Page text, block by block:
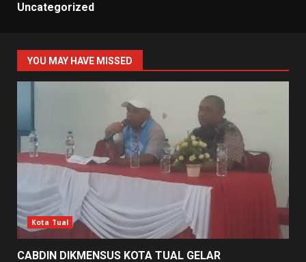
Uncategorized
YOU MAY HAVE MISSED
Kota Tual
CABDIN DIKMENSUS KOTA TUAL GELAR